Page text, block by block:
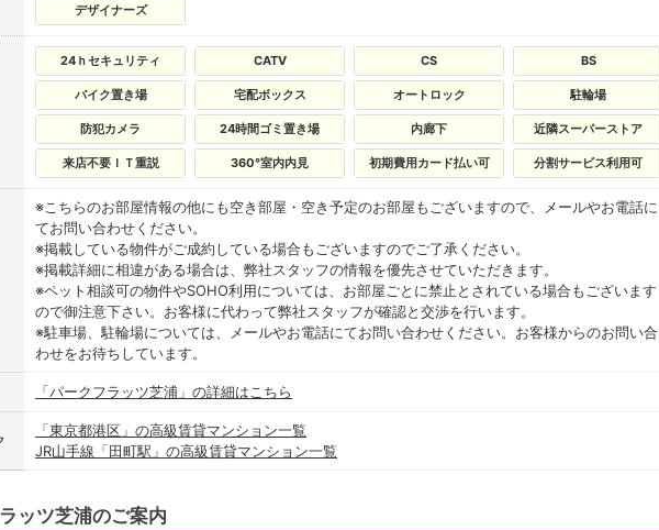
デザイナーズ
24ｈセキュリティ CATV CS BS
バイク置き場 宅配ボックス オートロック 駐輪場
防犯カメラ 24時間ゴミ置き場 内廊下 近隣スーパーストア
来店不要ＩＴ重説 360°室内内見 初期費用カード払い可 分割サービス利用可
※こちらのお部屋情報の他にも空き部屋・空き予定のお部屋もございますので、メールやお電話に
てお問い合わせください。
※掲載している物件がご成約している場合もございますのでご了承ください。
※掲載詳細に相違がある場合は、弊社スタッフの情報を優先させていただきます。
※ペット相談可の物件やSOHO利用については、お部屋ごとに禁止とされている場合もございます
ので御注意下さい。お客様に代わって弊社スタッフが確認と交渉を行います。
※駐車場、駐輪場については、メールやお電話にてお問い合わせください。お客様からのお問い合
わせをお待ちしています。
「パークフラッツ芝浦」の詳細はこちら
「東京都港区」の高級賃貸マンション一覧
JR山手線「田町駅」の高級賃貸マンション一覧
ッツ芝浦のご案内